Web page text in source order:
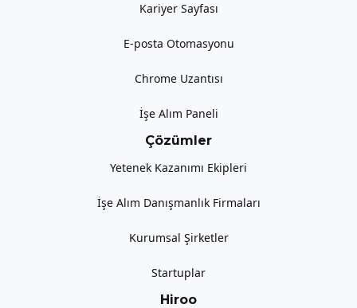
Kariyer Sayfası
E-posta Otomasyonu
Chrome Uzantısı
İşe Alım Paneli
Çözümler
Yetenek Kazanımı Ekipleri
İşe Alım Danışmanlık Firmaları
Kurumsal Şirketler
Startuplar
Hiroo